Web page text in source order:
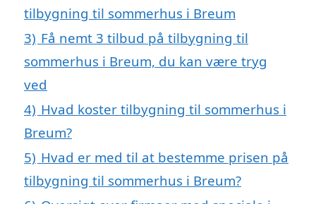
tilbygning til sommerhus i Breum
3) Få nemt 3 tilbud på tilbygning til
sommerhus i Breum, du kan være tryg
ved
4) Hvad koster tilbygning til sommerhus i
Breum?
5) Hvad er med til at bestemme prisen på
tilbygning til sommerhus i Breum?